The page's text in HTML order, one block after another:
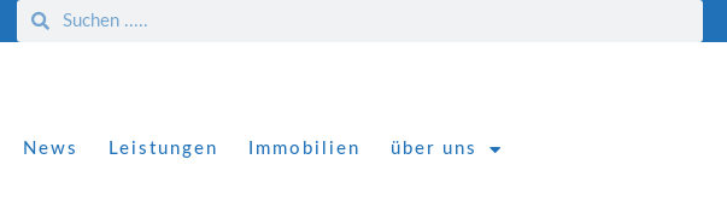
News Leistungen Immobilien über uns